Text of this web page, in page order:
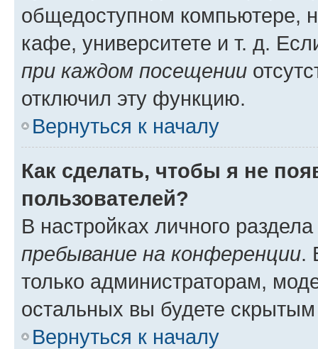
общедоступном компьютере,
кафе, университете и т. д.
при каждом посещении
отключил эту функцию.
Вернуться к началу
Как сделать, чтобы я не
пользователей?
В настройках личного
пребывание на конференции.
только администраторам,
остальных вы будете
Вернуться к началу